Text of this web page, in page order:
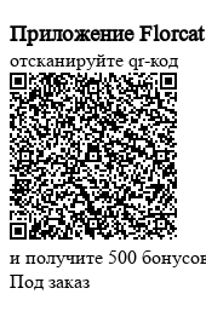
Приложение Florcat
отсканируйте qr-код
и получите 500
Под заказ